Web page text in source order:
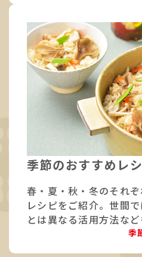
季節のおすすめレ
春・夏・秋・冬のそれ
レシピをご紹介。世間
とは異なる活用方法など
季